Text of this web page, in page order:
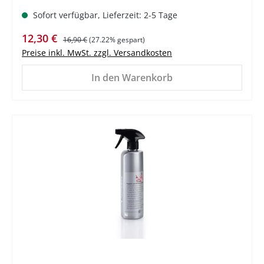
Sofort verfügbar, Lieferzeit: 2-5 Tage
Verkaufspreis:
12,30 € Regulärer Preis:
16,90 €(27.22% gespart)
Preise inkl. MwSt. zzgl. Versandkosten
In den Warenkorb